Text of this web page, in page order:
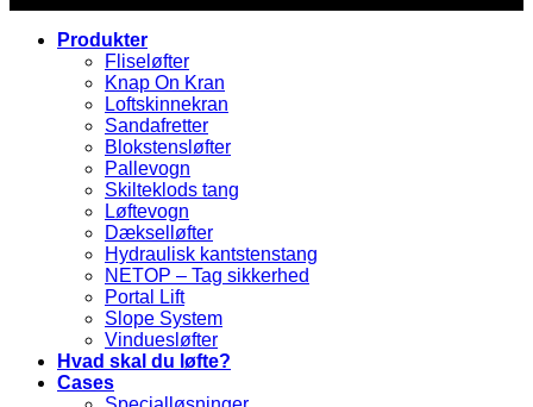
Produkter
Fliseløfter
Knap On Kran
Loftskinnekran
Sandafretter
Blokstensløfter
Pallevogn
Skilteklods tang
Løftevogn
Dækselløfter
Hydraulisk kantstenstang
NETOP – Tag sikkerhed
Portal Lift
Slope System
Vinduesløfter
Hvad skal du løfte?
Cases